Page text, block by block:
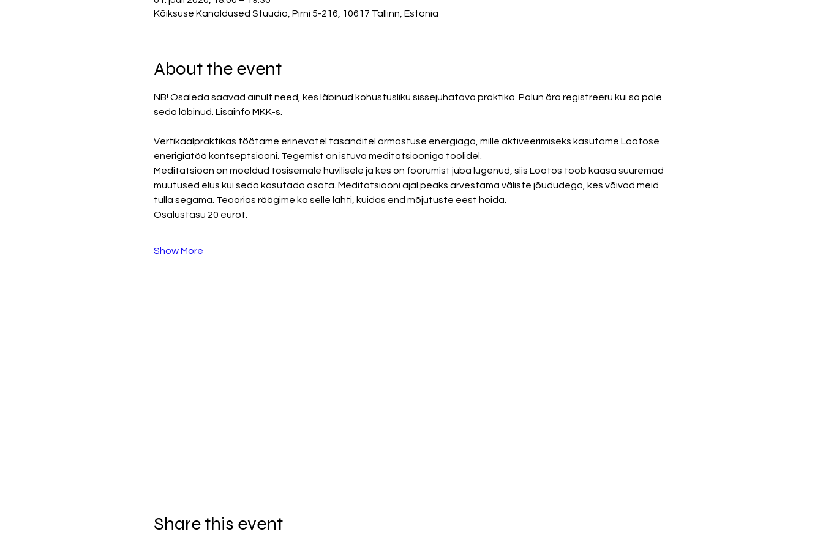
Kõiksuse Kanaldused Stuudio, Pirni 5-216, 10617 Tallinn, Estonia
About the event
NB! Osaleda saavad ainult need, kes läbinud kohustusliku sissejuhatava praktika. Palun ära registreeru kui sa pole
seda läbinud. Lisainfo MKK-s.
Vertikaalpraktikas töötame erinevatel tasanditel armastuse energiaga, mille aktiveerimiseks kasutame Lootose
enerigiatöö kontseptsiooni. Tegemist on istuva meditatsiooniga toolidel.
Meditatsioon on mõeldud tõsisemale huvilisele ja kes on foorumist juba lugenud, siis Lootos toob kaasa suuremad
muutused elus kui seda kasutada osata. Meditatsiooni ajal peaks arvestama väliste jõududega, kes võivad meid
tulla segama. Teoorias räägime ka selle lahti, kuidas end mõjutuste eest hoida.
Osalustasu 20 eurot.
Show More
Share this event